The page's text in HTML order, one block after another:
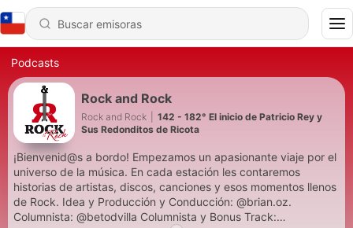
Podcasts
Rock and Rock
Rock and Rock
142 - 182° El inicio de Patricio Rey y
Sus Redonditos de Ricota
¡Bienvenid@s a bordo! Empezamos un apasionante viaje por el
universo de la música. En cada estación les contaremos
historias de artistas, discos, canciones y esos momentos llenos
de Rock. Idea y Producción y Conducción: @brian.oz.
Columnista: @betodvilla Columnista y Bonus Track: